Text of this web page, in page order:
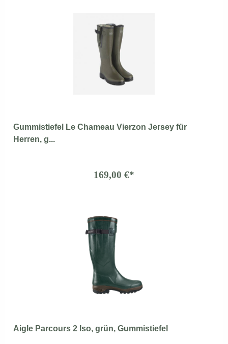
Gummistiefel Le Chameau Vierzon Jersey für
Herren, g...
169,00 €*
Aigle Parcours 2 Iso, grün, Gummistiefel